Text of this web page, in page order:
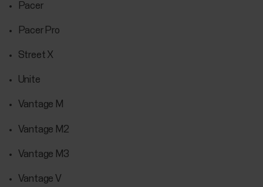
Pacer
Pacer Pro
Street X
Unite
Vantage M
Vantage M2
Vantage M3
Vantage V